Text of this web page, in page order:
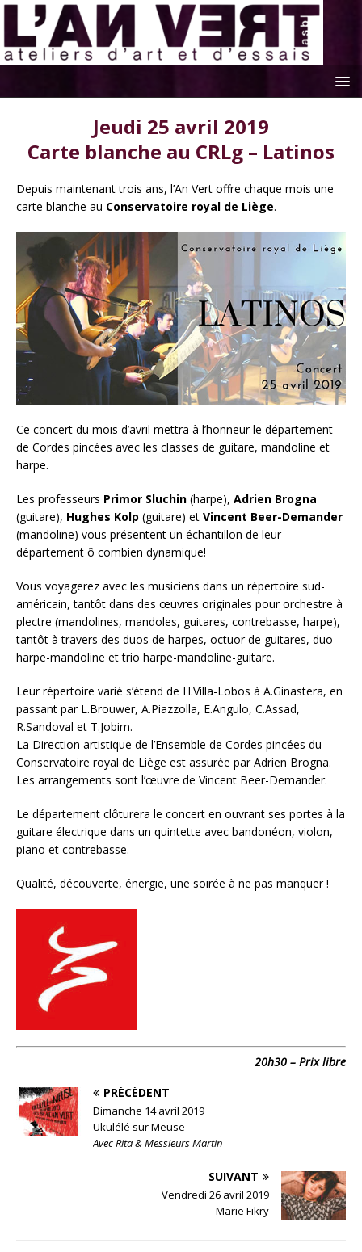
Jeudi 25 avril 2019
Carte blanche au CRLg – Latinos
Depuis maintenant trois ans, l’An Vert offre chaque mois une
carte blanche au Conservatoire royal de Liège.
Ce concert du mois d’avril mettra à l’honneur le département
de Cordes pincées avec les classes de guitare, mandoline et
harpe.
Les professeurs Primor Sluchin (harpe), Adrien Brogna
(guitare), Hughes Kolp (guitare) et Vincent Beer-Demander
(mandoline) vous présentent un échantillon de leur
département ô combien dynamique!
Vous voyagerez avec les musiciens dans un répertoire sud-
américain, tantôt dans des œuvres originales pour orchestre à
plectre (mandolines, mandoles, guitares, contrebasse, harpe),
tantôt à travers des duos de harpes, octuor de guitares, duo
harpe-mandoline et trio harpe-mandoline-guitare.
Leur répertoire varié s’étend de H.Villa-Lobos à A.Ginastera, en
passant par L.Brouwer, A.Piazzolla, E.Angulo, C.Assad,
R.Sandoval et T.Jobim.
La Direction artistique de l’Ensemble de Cordes pincées du
Conservatoire royal de Liège est assurée par Adrien Brogna.
Les arrangements sont l’œuvre de Vincent Beer-Demander.
Le département clôturera le concert en ouvrant ses portes à la
guitare électrique dans un quintette avec bandonéon, violon,
piano et contrebasse.
Qualité, découverte, énergie, une soirée à ne pas manquer !
20h30 – Prix libre
PRÉCÉDENT
Dimanche 14 avril 2019
Ukulélé sur Meuse
Avec Rita & Messieurs Martin
SUIVANT
Vendredi 26 avril 2019
Marie Fikry